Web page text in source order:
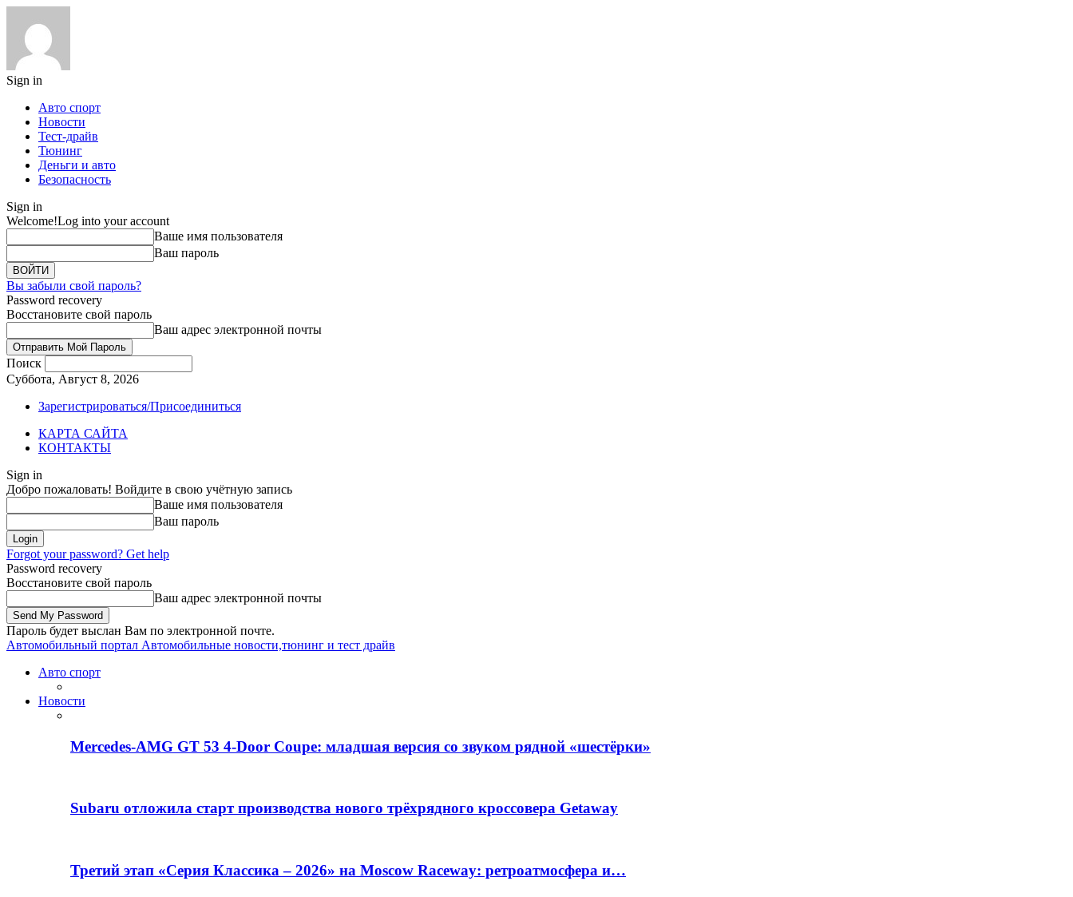
Sign in
Авто спорт
Новости
Тест-драйв
Тюнинг
Деньги и авто
Безопасность
Sign in
Welcome!Log into your account
Ваше имя пользователя
Ваш пароль
Вы забыли свой пароль?
Password recovery
Восстановите свой пароль
Ваш адрес электронной почты
Поиск
Суббота, Август 8, 2026
Зарегистрироваться/Присоединиться
КАРТА САЙТА
КОНТАКТЫ
Sign in
Добро пожаловать! Войдите в свою учётную запись
Ваше имя пользователя
Ваш пароль
Forgot your password? Get help
Password recovery
Восстановите свой пароль
Ваш адрес электронной почты
Пароль будет выслан Вам по электронной почте.
Автомобильный портал Автомобильные новости,тюнинг и тест драйв
Авто спорт
Новости
Mercedes-AMG GT 53 4-Door Coupe: младшая версия со звуком рядной «шестёрки»
Subaru отложила старт производства нового трёхрядного кроссовера Getaway
Третий этап «Серия Классика – 2026» на Moscow Raceway: ретроатмосфера и…